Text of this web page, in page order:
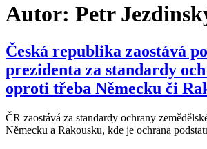
Autor: Petr
Česká republika zaostává
prezidenta za standardy
oproti třeba Německu či
ČR zaostává za standardy ochrany
Německu a Rakousku, kde je ochrana